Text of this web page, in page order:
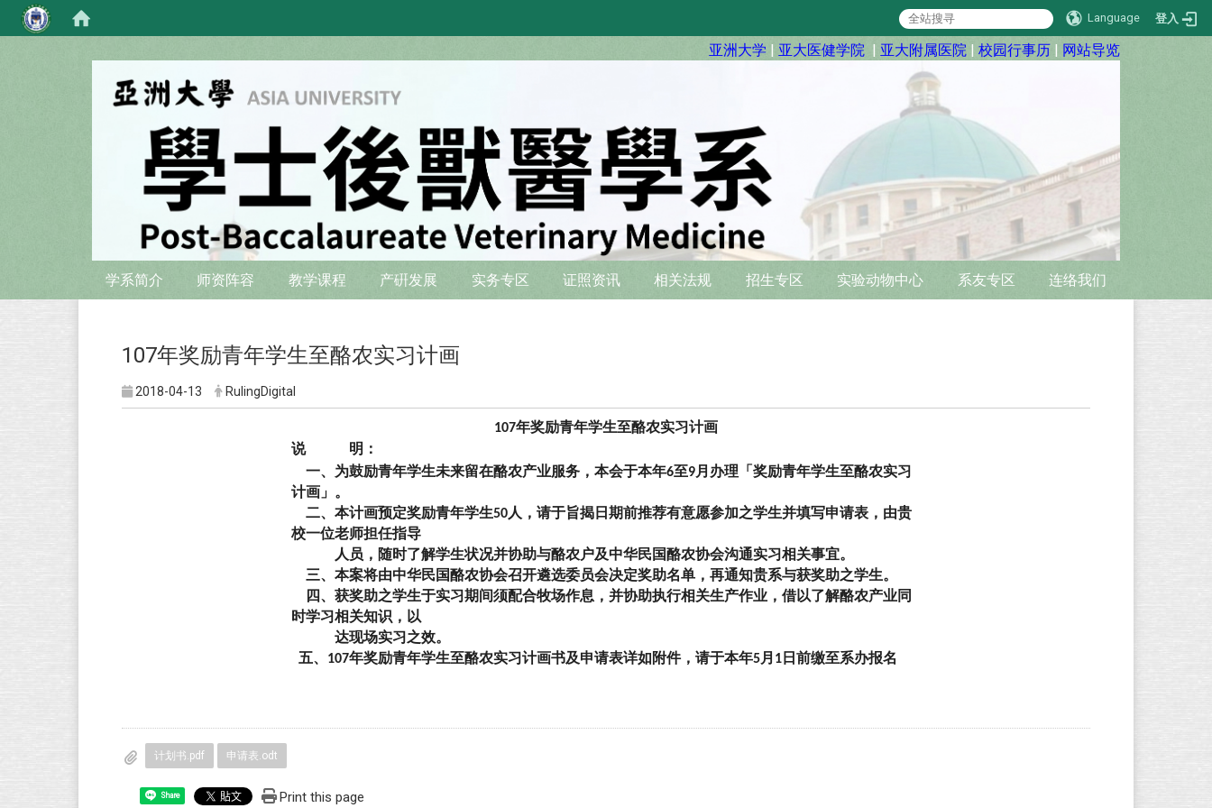
Language 登入
亚洲大学 | 亚大医健学院 | 亚大附属医院 | 校园行事历 | 网站导览
学系简介 师资阵容 教学课程 产硏发展 实务专区 证照资讯 相关法规 招生专区 实验动物中心 系友专区 连络我们
107年奖励青年学生至酪农实习计画
2018-04-13 RulingDigital
107年奖励青年学生至酪农实习计画
说 明：
一、为鼓励青年学生未来留在酪农产业服务，本会于本年6至9月办理「奖励青年学生至酪农实习
计画」。
二、本计画预定奖励青年学生50人，请于旨揭日期前推荐有意愿参加之学生并填写申请表，由贵
校一位老师担任指导
人员，随时了解学生状况并协助与酪农户及中华民国酪农协会沟通实习相关事宜。
三、本案将由中华民国酪农协会召开遴选委员会决定奖助名单，再通知贵系与获奖助之学生。
四、获奖助之学生于实习期间须配合牧场作息，并协助执行相关生产作业，借以了解酪农产业同
时学习相关知识，以
达现场实习之效。
五、 107年奖励青年学生至酪农实习计画书及申请表详如附件，请于本年5月 1 日前缴至系办报名
计划书.pdf 申请表.odt
Share Print this page